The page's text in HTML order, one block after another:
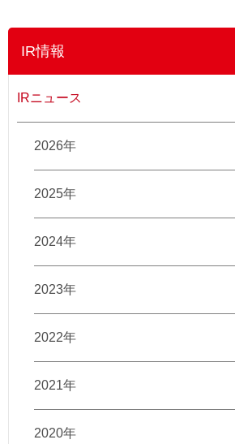
IR情報
IRニュース
2026年
2025年
2024年
2023年
2022年
2021年
2020年